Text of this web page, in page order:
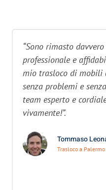
“Sono rimasto
professionale e
mio trasloco di mobili
senza problemi e
team esperto e
vivamente!”.
Tommaso
Trasloco a Palermo